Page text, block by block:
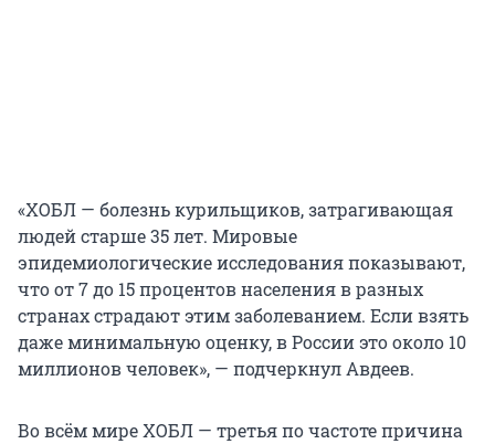
«ХОБЛ — болезнь курильщиков, затрагивающая
людей старше 35 лет. Мировые
эпидемиологические исследования показывают,
что от 7 до 15 процентов населения в разных
странах страдают этим заболеванием. Если взять
даже минимальную оценку, в России это около 10
миллионов человек», — подчеркнул Авдеев.
Во всём мире ХОБЛ — третья по частоте причина